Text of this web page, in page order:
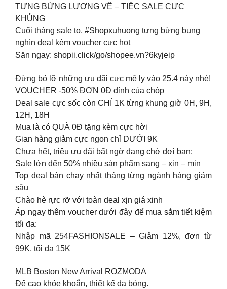
TƯNG BỪNG LƯƠNG VỀ – TIỆC SALE CỰC
KHỦNG
Cuối tháng sale to, #Shopxuhuong tưng bừng bung
nghìn deal kèm voucher cực hot
Săn ngay: shopii.click/go/shopee.vn?6kyjeip
Đừng bỏ lỡ những ưu đãi cực mê ly vào 25.4 này nhé!
VOUCHER -50% ĐƠN 0Đ đỉnh của chóp
Deal sale cực sốc còn CHỈ 1K từng khung giờ 0H, 9H,
12H, 18H
Mua là có QUÀ 0Đ tặng kèm cực hời
Gian hàng giảm cực ngon chỉ DƯỚI 9K
Chưa hết, triệu ưu đãi bất ngờ đang chờ đợi bạn:
Sale lớn đến 50% nhiều sản phẩm sang – xịn – mịn
Top deal bán chạy nhất tháng từng ngành hàng giảm
sâu
Chào hè rực rỡ với toàn deal xịn giá xinh
Áp ngay thêm voucher dưới đây để mua sắm tiết kiệm
tối đa:
Nhập mã 254FASHIONSALE – Giảm 12%, đơn từ
99K, tối đa 15K
MLB Boston New Arrival ROZMODA
Đế cao khỏe khoắn, thiết kế da bóng.